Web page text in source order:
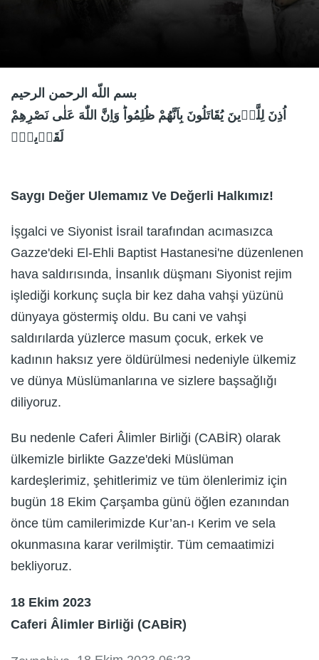
اُذِنَ لِلَّذٖينَ يُقَاتَلُونَ بِاَنَّهُمْ ظُلِمُواؕ وَاِنَّ اللّٰهَ عَلٰى نَصْرِهِمْ
لَقَدٖيرٌۙ
Saygı Değer Ulemamız Ve Değerli Halkımız!
İşgalci ve Siyonist İsrail tarafından acımasızca
Gazze'deki El-Ehli Baptist Hastanesi'ne düzenlenen
hava saldırısında, İnsanlık düşmanı Siyonist rejim
işlediği korkunç suçla bir kez daha vahşi yüzünü
dünyaya göstermiş oldu. Bu cani ve vahşi
saldırılarda yüzlerce masum çocuk, erkek ve
kadının haksız yere öldürülmesi nedeniyle ülkemiz
ve dünya Müslümanlarına ve sizlere başsağlığı
diliyoruz.
Bu nedenle Caferi Âlimler Birliği (CABİR) olarak
ülkemizle birlikte Gazze'deki Müslüman
kardeşlerimiz, şehitlerimiz ve tüm ölenlerimiz için
bugün 18 Ekim Çarşamba günü öğlen ezanından
önce tüm camilerimizde Kur’an-ı Kerim ve sela
okunmasına karar verilmiştir. Tüm cemaatimizi
bekliyoruz.
18 Ekim 2023
Caferi Âlimler Birliği (CABİR)